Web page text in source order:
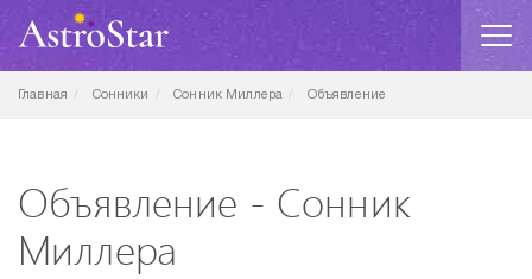
Главная Сонники Сонник Миллера Объявление
Объявление - Сонник
Миллера